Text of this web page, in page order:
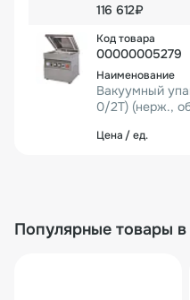
116 612₽
00000005279
Вакуумный
0/2T) (нерж.,
00000000069
-400/2T) (нерж.,
Популярные товары в